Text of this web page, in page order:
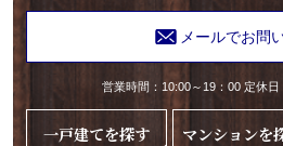
メールでお問
営業時間：10:00～19：00 定休
一戸建てを探す マンションを